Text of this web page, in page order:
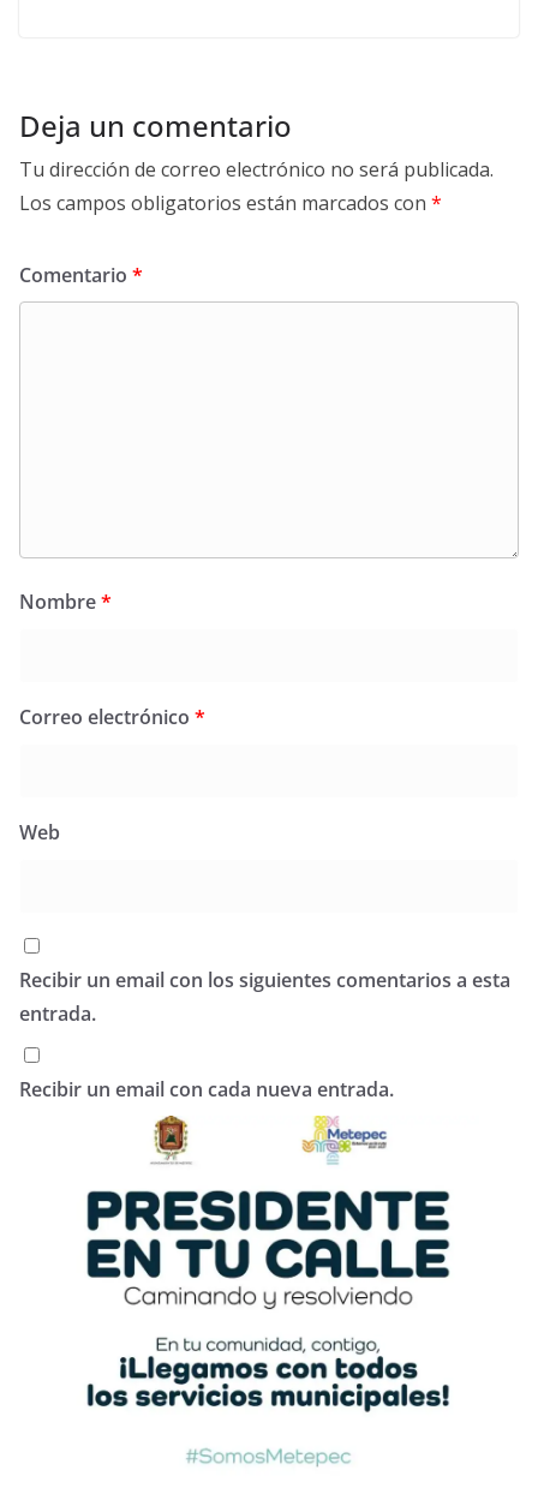
Deja un comentario
Tu dirección de correo electrónico no será publicada.
Los campos obligatorios están marcados con *
Comentario *
Nombre*
Correo electrónico *
Web
Recibir un email con los siguientes comentarios a esta
entrada.
Recibir un email con cada nueva entrada.